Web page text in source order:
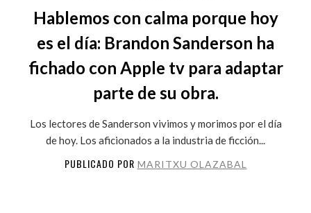
Hablemos con calma porque hoy
es el día: Brandon Sanderson ha
fichado con Apple tv para adaptar
parte de su obra.
Los lectores de Sanderson vivimos y morimos por el día
de hoy. Los aficionados a la industria de ficción...
PUBLICADO POR MARITXU OLAZABAL